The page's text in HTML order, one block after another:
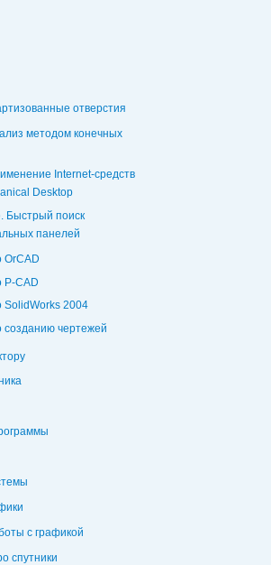
отверстия
методом конечных
Internet-средств
Desktop
Быстрый поиск
панелей
OrCAD
P-CAD
SolidWorks 2004
созданию чертежей
с графикой
спутники